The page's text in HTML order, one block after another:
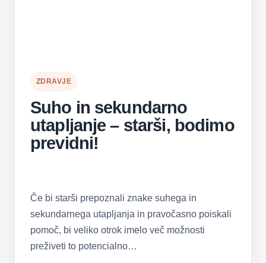
ZDRAVJE
Suho in sekundarno
utapljanje – starši, bodimo
previdni!
Če bi starši prepoznali znake suhega in
sekundarnega utapljanja in pravočasno poiskali
pomoč, bi veliko otrok imelo več možnosti
preživeti to potencialno…